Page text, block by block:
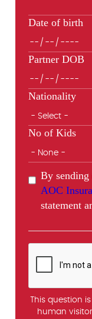
Date of birth
Partner DOB
Nationality
No of Kids
By
AOC
statement
This question
human